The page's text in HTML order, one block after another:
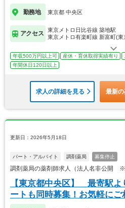
勤務地 東京都 中央区
アクセス
東京メトロ日比谷線 築地駅
東京メトロ有楽町線 新富町(東
年収500万円以上可 産休・育休取得実績有り
年間休日120日以上
求人の詳細を見る 最新
更新日：2026年5月18日
パート・アルバイト 調剤薬局 募集停止
調剤薬局の薬剤師求人（法人名非公開 ※
【東京都中央区】 最寄駅よ
ートも同時募集！お気軽に